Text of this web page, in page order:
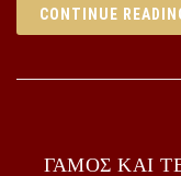
CONTINUE
ΓΑΜΟΣ ΚΑΙ